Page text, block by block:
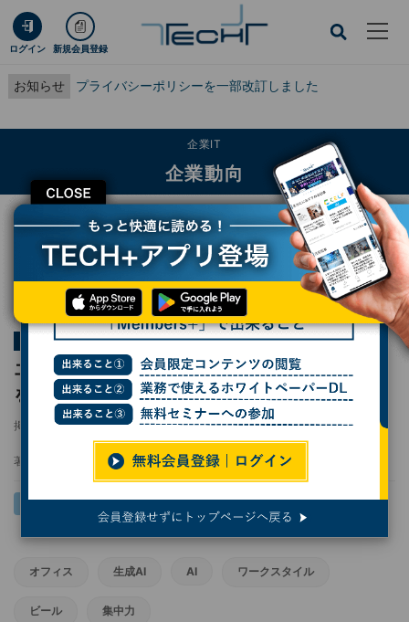
ログイン 新規会員登録
お知らせ プライバシーポリシーを一部改訂しました
CLOSE
企業IT
企業動向
TECH+ 企業IT
企業動向
エクサウィザーズは新オフィス移転に生成AIを活用、バリューを体現するオフィ
第33回 隣のオフィスは青く見える
エクサウィザーズは新オフィス移転に生成AI
を活用、バリューを体現するオフィスを紹介
掲載日 2025/03/07 09:00
著者：
オフィス 生成AI AI ワークスタイル
ビール 集中力